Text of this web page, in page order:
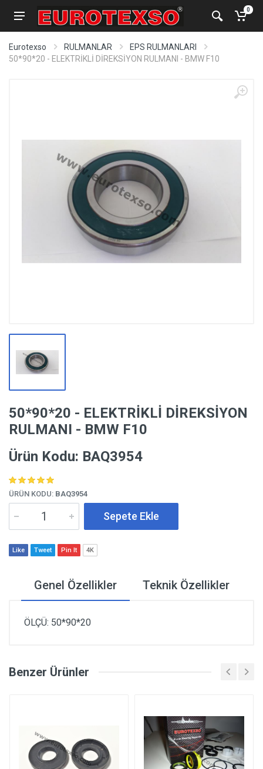
0
Eurotexso RULMANLAR
EPS RULMANLARI
50*90*20 - ELEKTRİKLİ DİREKSİYON RULMANI - BMW F10
50*90*20 - ELEKTRİKLİ DİREKSİYON
RULMANI - BMW F10
Ürün Kodu: BAQ3954
ÜRÜN KODU: BAQ3954
Sepete Ekle
Like Tweet Pin It 4K
Genel Özellikler Teknik Özellikler
ÖLÇÜ: 50*90*20
Benzer Ürünler